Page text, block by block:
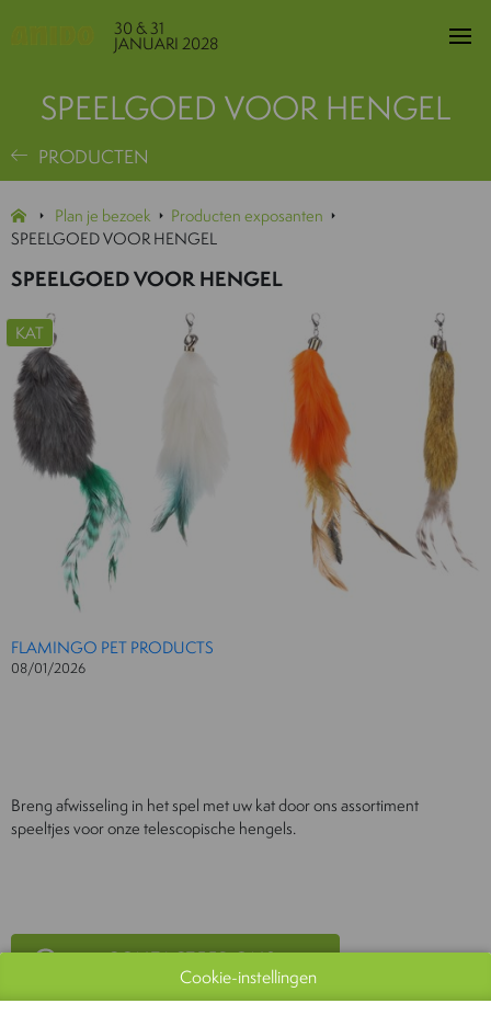
30 & 31
JANUARI 2028
SPEELGOED VOOR HENGEL
PRODUCTEN
Plan je bezoek
Producten exposanten
SPEELGOED VOOR HENGEL
SPEELGOED VOOR HENGEL
KAT
FLAMINGO PET PRODUCTS
08/01/2026
Breng afwisseling in het spel met uw kat door ons assortiment
speeltjes voor onze telescopische hengels.
CONTACTEER ONS
Cookie-instellingen